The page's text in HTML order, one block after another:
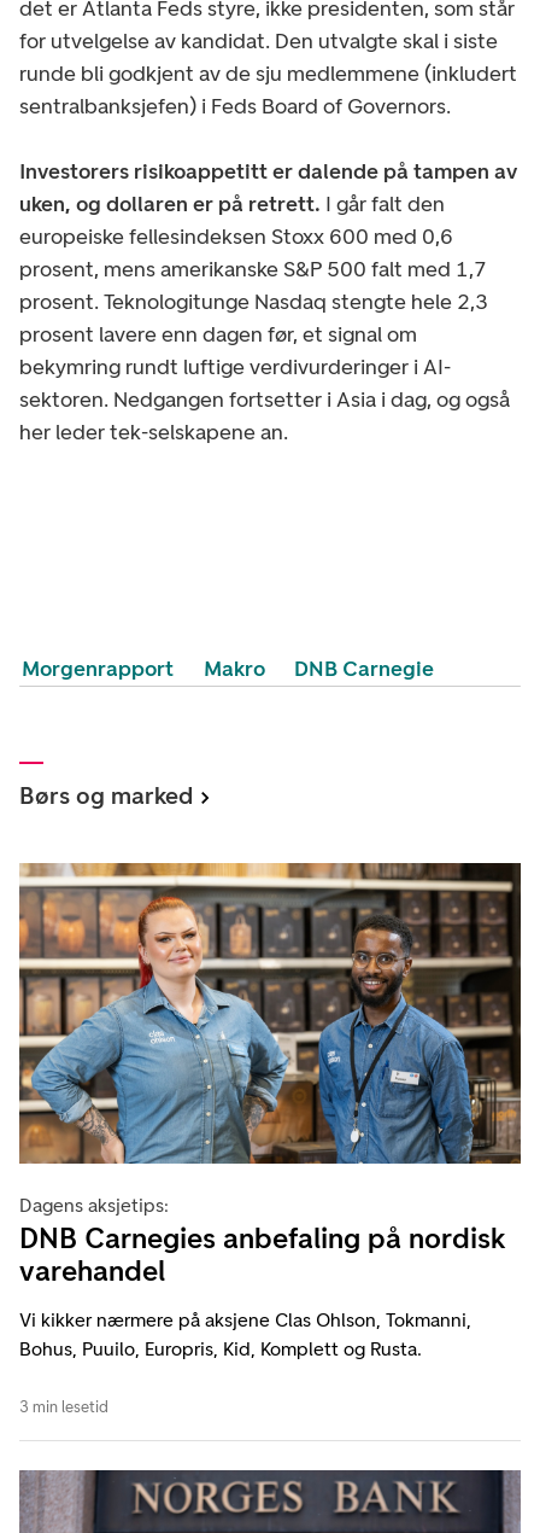
det er Atlanta Feds styre, ikke presidenten, som står
for utvelgelse av kandidat. Den utvalgte skal i siste
runde bli godkjent av de sju medlemmene (inkludert
sentralbanksjefen) i Feds Board of Governors.
Investorers risikoappetitt er dalende på tampen av
uken, og dollaren er på retrett. I går falt den
europeiske fellesindeksen Stoxx 600 med 0,6
prosent, mens amerikanske S&P 500 falt med 1,7
prosent. Teknologitunge Nasdaq stengte hele 2,3
prosent lavere enn dagen før, et signal om
bekymring rundt luftige verdivurderinger i AI-
sektoren. Nedgangen fortsetter i Asia i dag, og også
her leder tek-selskapene an.
Morgenrapport Makro DNB Carnegie
Børs og marked
Dagens aksjetips:
DNB Carnegies anbefaling på nordisk
varehandel
Vi kikker nærmere på aksjene Clas Ohlson, Tokmanni,
Bohus, Puuilo, Europris, Kid, Komplett og Rusta.
3 min lesetid